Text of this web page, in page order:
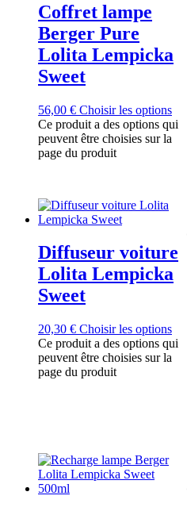
Coffret lampe
Berger Pure
Lolita Lempicka
Sweet
56,00 € Choisir les options
Ce produit a des options qui
peuvent être choisies sur la
page du produit
Diffuseur voiture
Lolita Lempicka
Sweet
20,30 € Choisir les options
Ce produit a des options qui
peuvent être choisies sur la
page du produit